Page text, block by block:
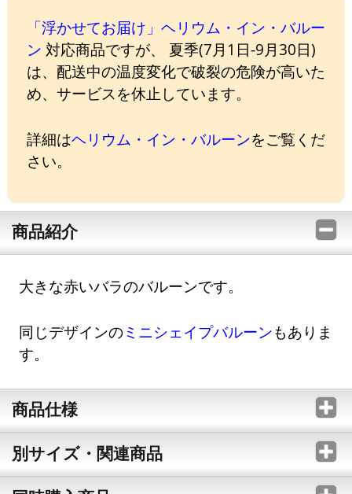
「浮かせてお届け」ヘリウム・イン・バルー
ン 対応商品ですが、 夏季(7月1日-9月30日)
は、配送中の温度変化で破裂の危険が高いた
め、サービスを休止しています。
詳細はヘリウム・イン・バルーンをご覧くだ
さい。
商品紹介
大きな赤いバラのバルーンです。
同じデザインのミニシェイプバルーンもありま
す。
商品仕様
別サイズ・関連商品